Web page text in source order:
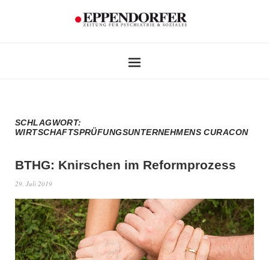
SCHLAGWORT:
WIRTSCHAFTSPRÜFUNGSUNTERNEHMENS CURACON
BTHG: Knirschen im Reformprozess
29. Juli 2019